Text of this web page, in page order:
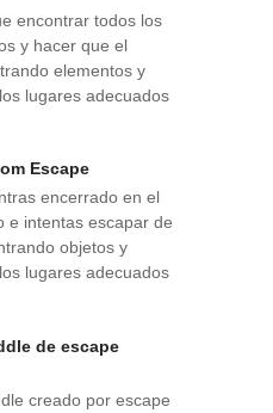
encontrar todos los
y hacer que el
elementos y
lugares adecuados
Escape
encerrado en el
e intentas escapar de
objetos y
lugares adecuados
de escape
creado por escape